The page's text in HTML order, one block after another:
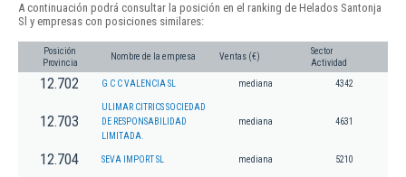
A continuación podrá consultar la posición en el ranking de Helados Santonja
Sl y empresas con posiciones similares:
Posición
Provincia
Nombre de la empresa Ventas (€)
Sector
Actividad
12.702 G C C VALENCIA SL mediana 4342
12.703
ULIMAR CITRICS SOCIEDAD
DE RESPONSABILIDAD
LIMITADA.
mediana 4631
12.704 SEVA IMPORT SL mediana 5210